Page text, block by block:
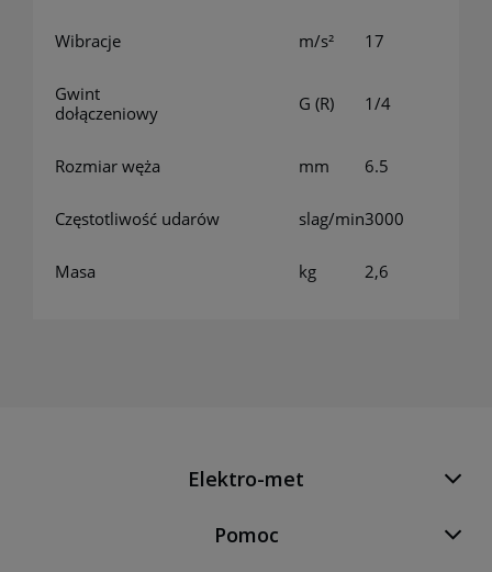
Wibracje m/s² 17
Gwint
dołączeniowy
G (R) 1/4
Rozmiar węża mm 6.5
Częstotliwość udarów slag/min3000
Masa kg 2,6
Elektro-met
Pomoc